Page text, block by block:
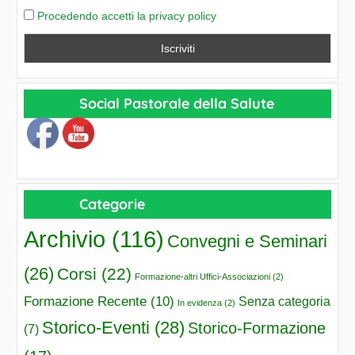
Procedendo accetti la privacy policy
Social Pastorale della Salute
Categorie
Archivio (116) Convegni e Seminari
(26) Corsi (22) Formazione-altri Uffici-Associazioni (2)
Formazione Recente (10) In evidenza (2) Senza categoria
(7) Storico-Eventi (28) Storico-Formazione